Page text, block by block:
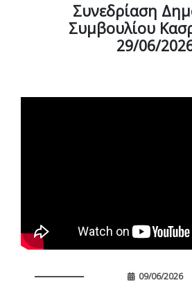
Συνεδρίαση
Συμβουλίου
29/06/
09/06/2026